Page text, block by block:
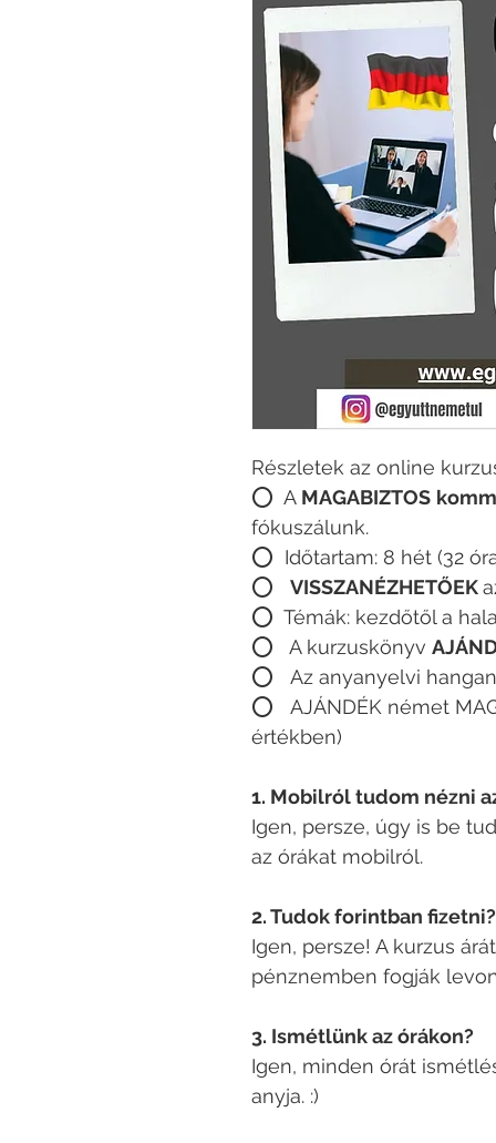
Részletek az online
⭕️ A MAGABIZTOS
fókuszálunk.
⭕️ Időtartam: 8 hét (32
⭕️ VISSZANÉZHETŐEK
⭕️ Témák: kezdőtől a
⭕️ A kurzuskönyv
⭕️ Az anyanyelvi
⭕️ AJÁNDÉK német
értékben)
1. Mobilról tudom nézni
Igen, persze, úgy is be
az órákat mobilról.
2. Tudok forintban fizetni?
Igen, persze! A kurzus
pénznemben fogják
3. Ismétlünk az órákon?
Igen, minden órát
anyja. :)